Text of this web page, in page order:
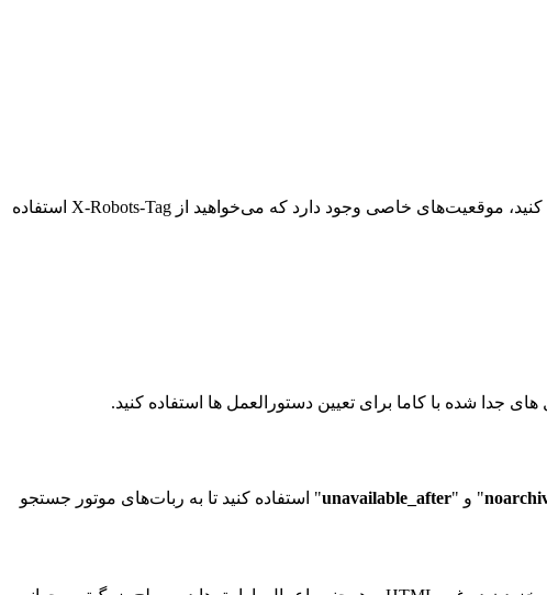
در حالی که می‌توانید دستورالعمل‌های مربوط به robots.txt را در سرفصل‌های یک پاسخ HTTP با تگ متا روبات و تگ X-Robots تنظیم کنید، موقعیت‌های خاصی وجود دارد که می‌خواهید از X-Robots-Tag استفاده
" و "unavailable_after" استفاده کنید تا به ربات‌های موتور جستجو